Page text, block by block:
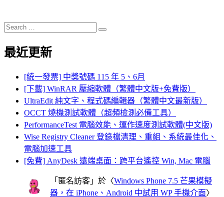
Search
for:
Search
最近更新
[統一發票] 中獎號碼 115 年 5、6月
[下載] WinRAR 壓縮軟體（繁體中文版+免費版）
UltraEdit 純文字、程式碼編輯器（繁體中文最新版）
OCCT 燒機測試軟體（超頻檢測必備工具）
PerformanceTest 電腦效能、運作速度測試軟體(中文版)
Wise Registry Cleaner 登錄檔清理、重組、系統最佳化、
電腦加速工具
[免費] AnyDesk 遠端桌面：跨平台遙控 Win, Mac 電腦
「 匿名訪客 」於〈Windows Phone 7.5 芒果模擬
器，在 iPhone、Android 中試用 WP 手機介面〉